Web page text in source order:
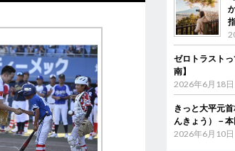
ゼロトラスト
南】
2026年6月18日
きっと大平元
んきょう）－本
2026年6月10日